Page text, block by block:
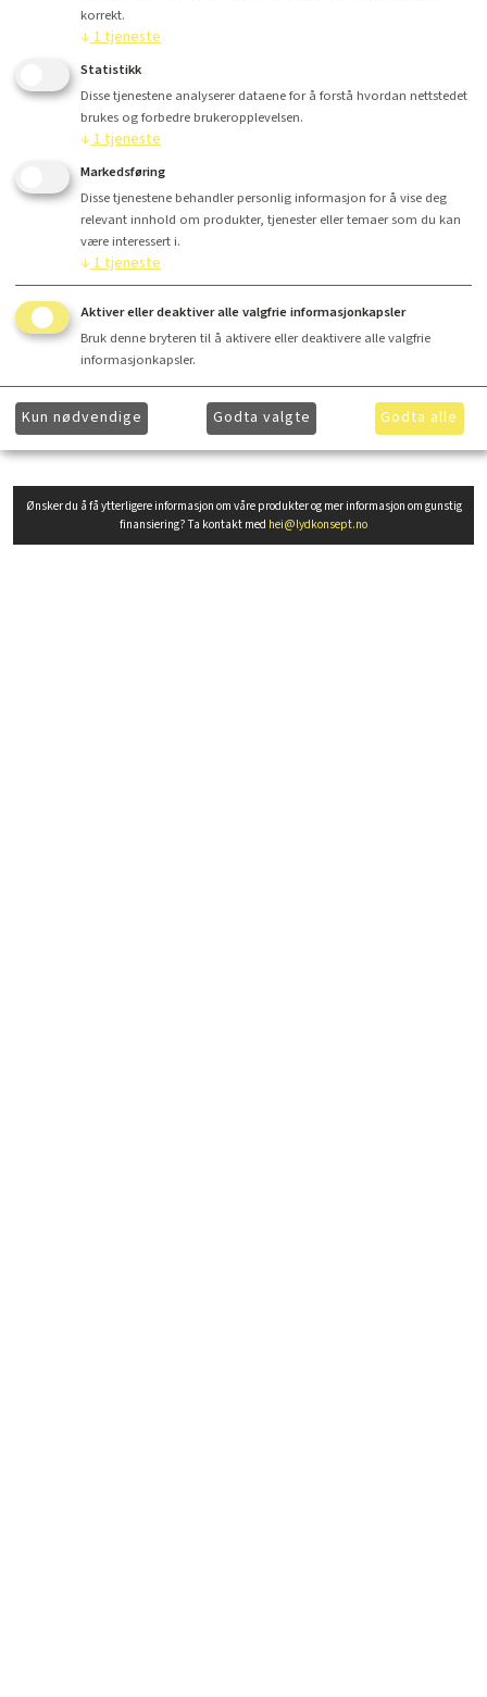
Antall
Kjøp
Utvidet produktbeskrivelse
Ønsker du å få ytterligere informasjon om våre produkter og mer informasjon om gunstig
finansiering? Ta kontakt med hei@lydkonsept.no
korrekt.
↓ 1tjeneste
Statistikk
Disse tjenestene analyserer dataene for å forstå hvordan nettstedet
brukes og forbedre brukeropplevelsen.
↓ 1 tjeneste
Markedsføring
Disse tjenestene behandler personlig informasjon for å vise deg
relevant innhold om produkter, tjenester eller temaer som du kan
være interessert i.
↓ 1 tjeneste
Aktiver eller deaktiver alle valgfrie informasjonkapsler
Bruk denne bryteren til å aktivere eller deaktivere alle valgfrie
informasjonkapsler.
Kun nødvendige Godta valgte Godta alle